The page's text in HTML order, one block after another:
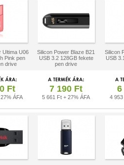
Ultima U06
Pink pen
drive
Silicon Power Blaze B21
USB 3.2 128GB fekete
pen drive
Silicon
USB
Ft
ÁFA
7 190 Ft
5 661 Ft + 27% ÁFA
6
4 953